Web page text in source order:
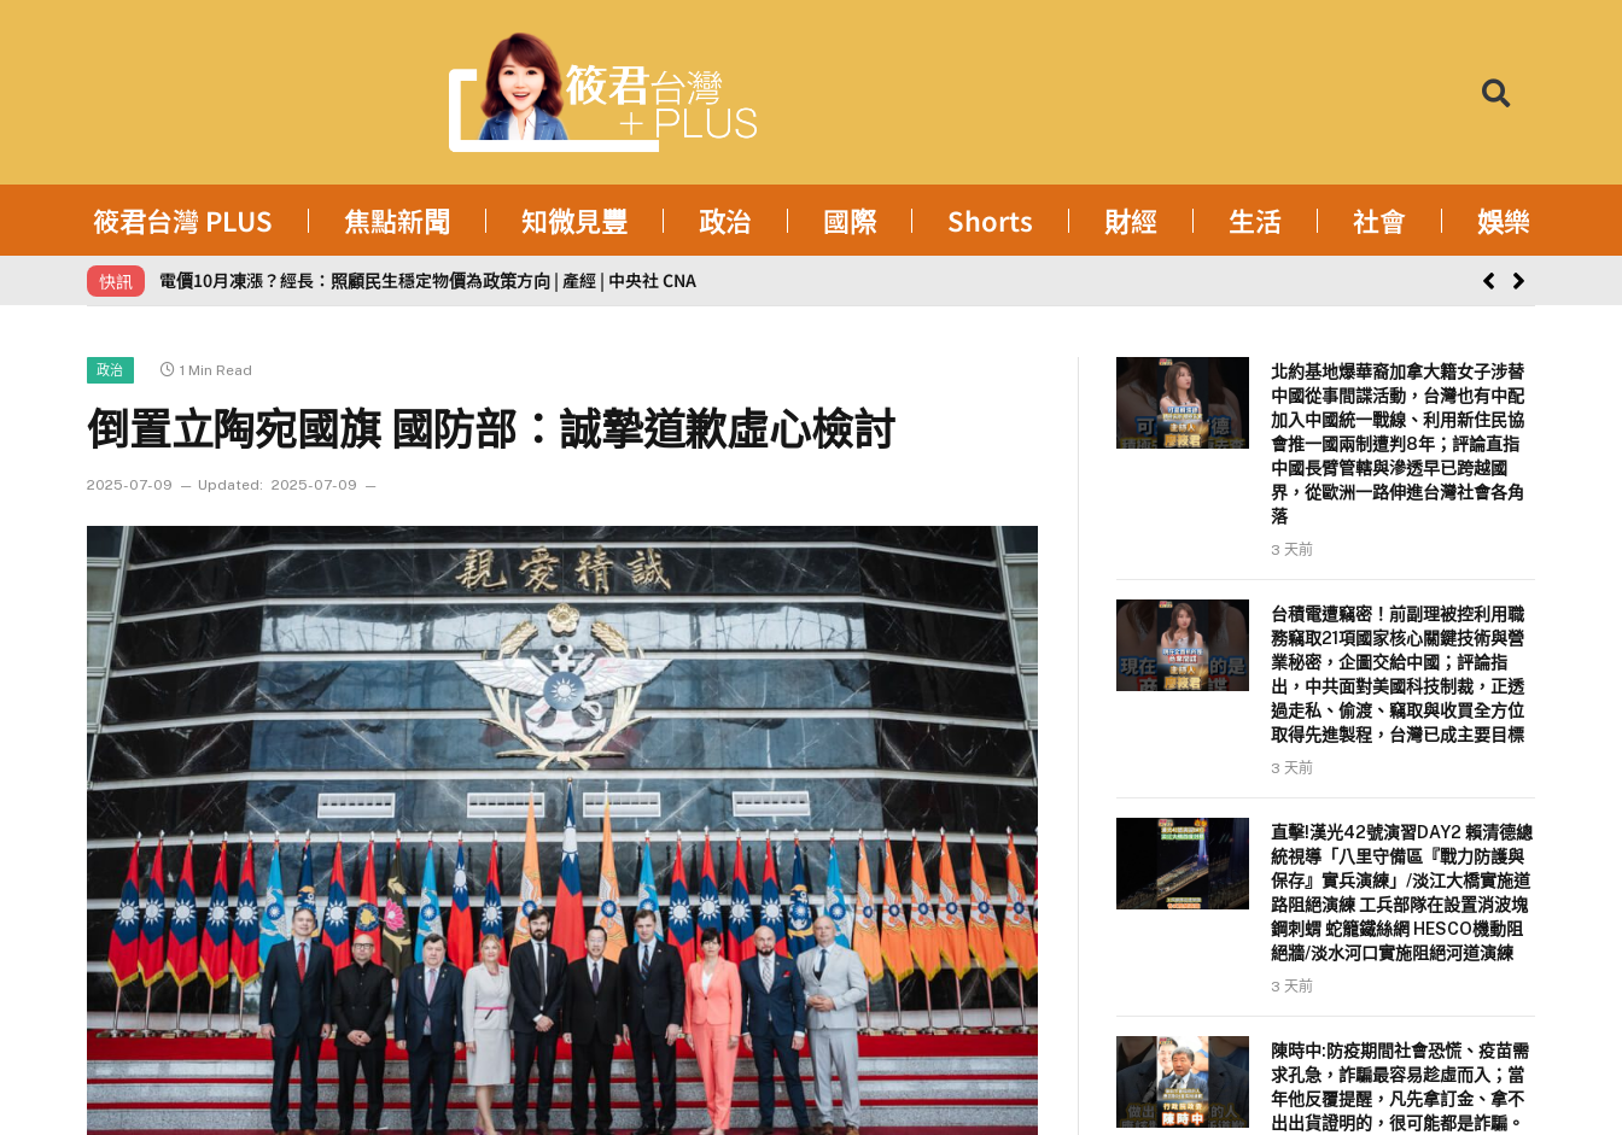
筱君台灣 PLUS 焦點新聞 知微見豐 政治 國際 Shorts 財經 生活 社會 娛樂
快訊 電價10月凍漲？經長：照顧民生穩定物價為政策方向 | 產經 | 中央社 CNA
政治 1 Min Read
倒置立陶宛國旗 國防部：誠摯道歉虛心檢討
2025-07-09 Updated: 2025-07-09
北約基地爆華裔加拿大籍女子涉替
中國從事間諜活動，台灣也有中配
加入中國統一戰線、利用新住民協
會推一國兩制遭判8年；評論直指
中國長臂管轄與滲透早已跨越國
界，從歐洲一路伸進台灣社會各角
落
3 天前
台積電遭竊密！前副理被控利用職
務竊取21項國家核心關鍵技術與營
業秘密，企圖交給中國；評論指
出，中共面對美國科技制裁，正透
過走私、偷渡、竊取與收買全方位
取得先進製程，台灣已成主要目標
3 天前
直擊!漢光42號演習DAY2 賴清德總
統視導「八里守備區『戰力防護與
保存』實兵演練」/淡江大橋實施道
路阻絕演練 工兵部隊在設置消波塊
鋼刺蝟 蛇籠鐵絲網 HESCO機動阻
絕牆/淡水河口實施阻絕河道演練
3 天前
陳時中:防疫期間社會恐慌、疫苗需
求孔急，詐騙最容易趁虛而入；當
年他反覆提醒，凡先拿訂金、拿不
出出貨證明的，很可能都是詐騙。